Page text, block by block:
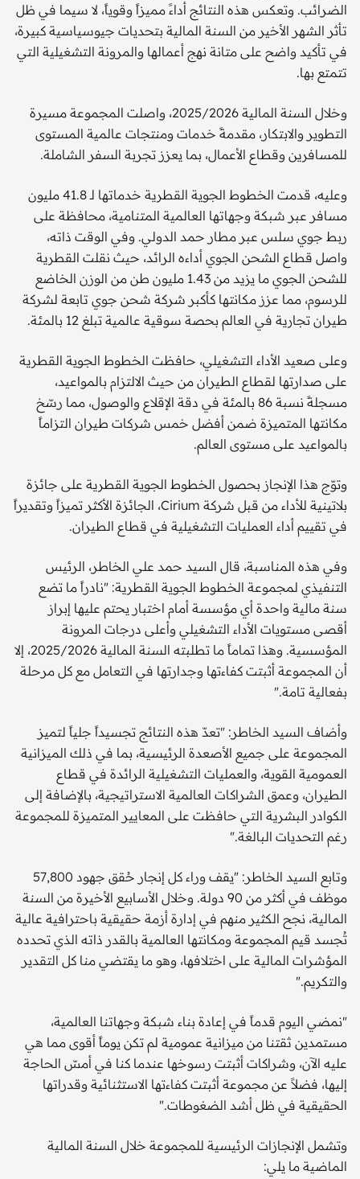
الضرائب. وتعكس هذه النتائج أداءً مميزاً وقوياً، لا سيما في ظل
تأثر الشهر الأخير من السنة المالية بتحديات جيوسياسية كبيرة،
في تأكيد واضح على متانة نهج أعمالها والمرونة التشغيلية التي
تتمتع بها.
وخلال السنة المالية 2025/2026، واصلت المجموعة مسيرة
التطوير والابتكار، مقدمةً خدمات ومنتجات عالمية المستوى
للمسافرين وقطاع الأعمال، بما يعزز تجربة السفر الشاملة.
وعليه، قدمت الخطوط الجوية القطرية خدماتها لـ 41.8 مليون
مسافر عبر شبكة وجهاتها العالمية المتنامية، محافظة على
ربط جوي سلس عبر مطار حمد الدولي. وفي الوقت ذاته،
واصل قطاع الشحن الجوي أداءه الرائد، حيث نقلت القطرية
للشحن الجوي ما يزيد من 1.43 مليون طن من الوزن الخاضع
للرسوم، مما عزز مكانتها كأكبر شركة شحن جوي تابعة لشركة
طيران تجارية في العالم بحصة سوقية عالمية تبلغ 12 بالمئة.
وعلى صعيد الأداء التشغيلي، حافظت الخطوط الجوية القطرية
على صدارتها لقطاع الطيران من حيث الالتزام بالمواعيد،
مسجلةً نسبة 86 بالمئة في دقة الإقلاع والوصول، مما رسّخ
مكانتها المتميزة ضمن أفضل خمس شركات طيران التزاماً
بالمواعيد على مستوى العالم.
وتوّج هذا الإنجاز بحصول الخطوط الجوية القطرية على جائزة
بلاتينية للأداء من قبل شركة Cirium، الجائزة الأكثر تميزاً وتقديراً
في تقييم أداء العمليات التشغيلية في قطاع الطيران.
وفي هذه المناسبة، قال السيد حمد علي الخاطر، الرئيس
التنفيذي لمجموعة الخطوط الجوية القطرية: "نادراً ما تضع
سنة مالية واحدة أي مؤسسة أمام اختبار يحتم عليها إبراز
أقصى مستويات الأداء التشغيلي وأعلى درجات المرونة
المؤسسية. وهذا تماماً ما تطلبته السنة المالية 2025/2026، إلا
أن المجموعة أثبتت كفاءتها وجدارتها في التعامل مع كل مرحلة
بفعالية تامة."
وأضاف السيد الخاطر: "تعدّ هذه النتائج تجسيداً جلياً لتميز
المجموعة على جميع الأصعدة الرئيسية، بما في ذلك الميزانية
العمومية القوية، والعمليات التشغيلية الرائدة في قطاع
الطيران، وعمق الشراكات العالمية الاستراتيجية، بالإضافة إلى
الكوادر البشرية التي حافظت على المعايير المتميزة للمجموعة
رغم التحديات البالغة."
وتابع السيد الخاطر: "يقف وراء كل إنجار حُقق جهود 57,800
موظف في أكثر من 90 دولة. وخلال الأسابيع الأخيرة من السنة
المالية، نجح الكثير منهم في إدارة أزمة حقيقية باحترافية عالية
تُجسد قيم المجموعة ومكانتها العالمية بالقدر ذاته الذي تحدده
المؤشرات المالية على اختلافها، وهو ما يقتضي منا كل التقدير
والتكريم."
"نمضي اليوم قدماً في إعادة بناء شبكة وجهاتنا العالمية،
مستمدين ثقتنا من ميزانية عمومية لم تكن يوماً أقوى مما هي
عليه الآن، وشراكات أثبتت رسوخها عندما كنا في أمسّ الحاجة
إليها، فضلاً عن مجموعة أثبتت كفاءتها الاستثنائية وقدراتها
الحقيقية في ظل أشد الضغوطات."
وتشمل الإنجازات الرئيسية للمجموعة خلال السنة المالية
الماضية ما يلي: